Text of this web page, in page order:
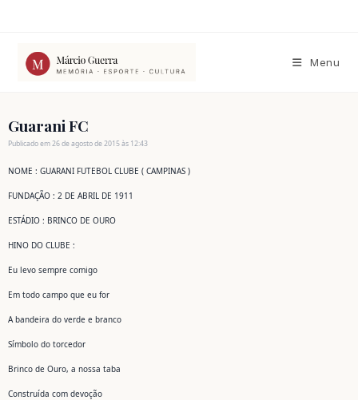
conteúdo
Menu
Guarani FC
Publicado em 26 de agosto de 2015 às 12:43
NOME : GUARANI FUTEBOL CLUBE ( CAMPINAS )
FUNDAÇÃO : 2 DE ABRIL DE 1911
ESTÁDIO : BRINCO DE OURO
HINO DO CLUBE :
Eu levo sempre comigo
Em todo campo que eu for
A bandeira do verde e branco
Símbolo do torcedor
Brinco de Ouro, a nossa taba
Construída com devoção